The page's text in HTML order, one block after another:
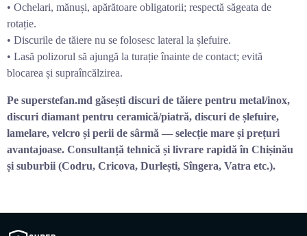
• Ochelari, mănuși, apărătoare obligatorii; respectă săgeata de
rotație.
• Discurile de tăiere nu se folosesc lateral la șlefuire.
• Lasă polizorul să ajungă la turație înainte de contact; evită
blocarea și supraîncălzirea.
Pe superstefan.md găsești discuri de tăiere pentru metal/inox,
discuri diamant pentru ceramică/piatră, discuri de șlefuire,
lamelare, velcro și perii de sârmă — selecție mare și prețuri
avantajoase. Consultanță tehnică și livrare rapidă în Chișinău
și suburbii (Codru, Cricova, Durlești, Sîngera, Vatra etc.).